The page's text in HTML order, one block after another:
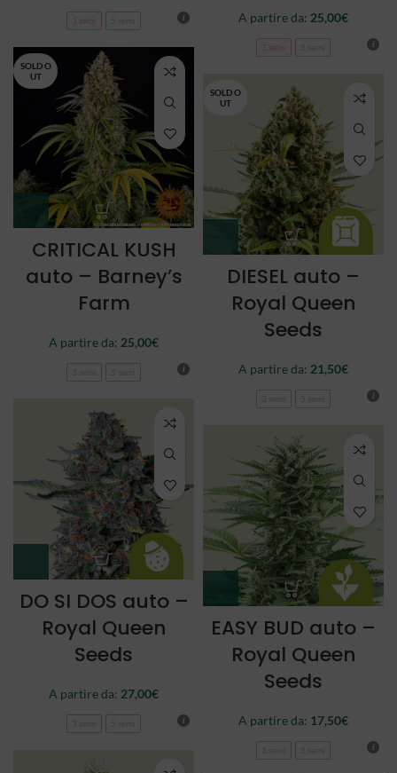
3 semi A partire da: 25,00€
3 semi
SOLD O
UT
CRITICAL KUSH
auto – Barney’s
Farm
A partire da: 25,00€
SOLD O
UT
DIESEL auto –
Royal Queen
Seeds
A partire da: 21,50€
DO SI DOS auto –
Royal Queen
Seeds
A partire da: 27,00€
EASY BUD auto –
Royal Queen
Seeds
A partire da: 17,50€